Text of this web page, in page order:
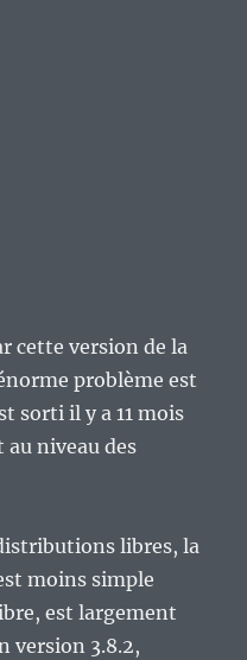
cette version de la
problème est
sorti il y a 11 mois
au niveau des
libres, la
moins simple
est largement
version 3.8.2,